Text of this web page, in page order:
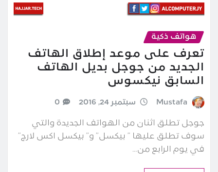
هواتف ذكية
تعرف على موعد إطلاق الهاتف
الجديد من جوجل بديل الهاتف
السابق نيكسوس
Mustafa سبتمبر 24, 2016 0
جوجل تطلق اثنان من الهواتف الجديدة والتي
سوف تطلق عليها ” بيكسل” و” بيكسل اكس لارج”
في يوم الرابع من…